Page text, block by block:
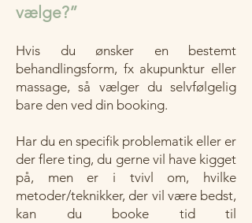
vælge?”
Hvis du ønsker en bestemt
behandlingsform, fx akupunktur eller
massage, så vælger du selvfølgelig
bare den ved din booking.
Har du en specifik problematik eller er
der flere ting, du gerne vil have kigget
på, men er i tvivl om, hvilke
metoder/teknikker, der vil være bedst,
kan du booke tid til